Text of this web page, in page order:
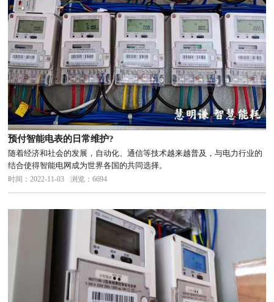
预付智能电表的日常维护?
随着经济和社会的发展，自动化、通信等技术越来越普及，与电力行业的
结合使得智能电网成为世界各国的共同选择。
时间：2022-11-03 浏览：6694